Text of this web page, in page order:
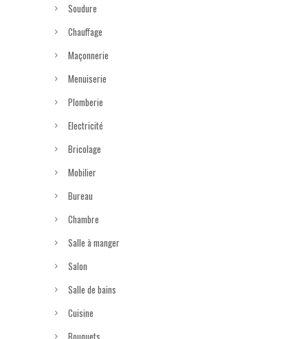
Soudure
Chauffage
Maçonnerie
Menuiserie
Plomberie
Electricité
Bricolage
Mobilier
Bureau
Chambre
Salle à manger
Salon
Salle de bains
Cuisine
Bouquets